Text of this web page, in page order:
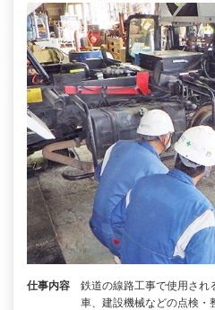
仕事内容
鉄道の線路工事で使用され
車、建設機械などの点検・